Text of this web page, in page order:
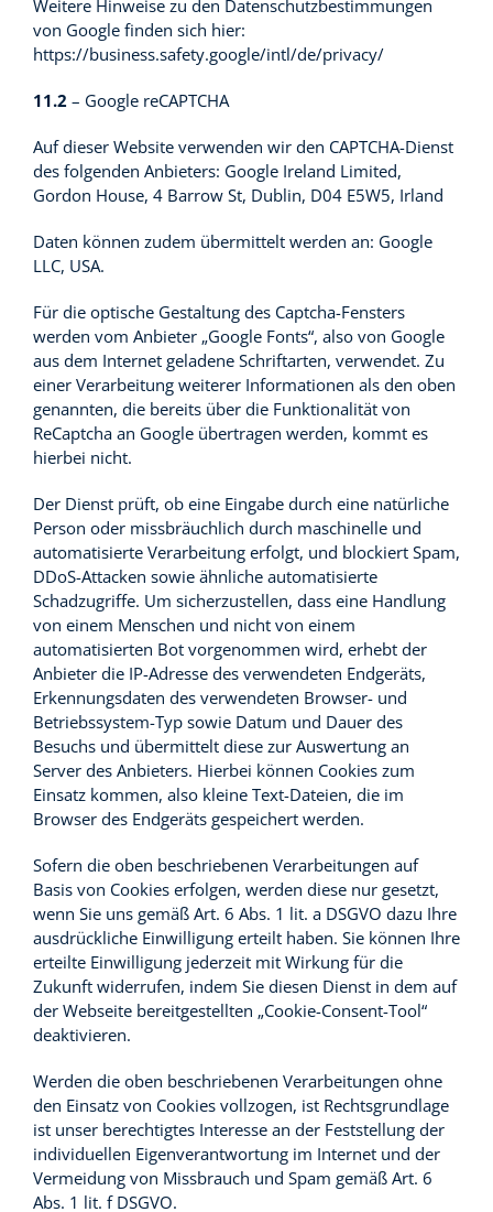
Weitere Hinweise zu den Datenschutzbestimmungen
von Google finden sich hier:
https://business.safety.google/intl/de/privacy/
11.2– Google reCAPTCHA
Auf dieser Website verwenden wir den CAPTCHA-Dienst
des folgenden Anbieters: Google Ireland Limited,
Gordon House, 4 Barrow St, Dublin, D04 E5W5, Irland
Daten können zudem übermittelt werden an: Google
LLC, USA.
Für die optische Gestaltung des Captcha-Fensters
werden vom Anbieter „Google Fonts“, also von Google
aus dem Internet geladene Schriftarten, verwendet. Zu
einer Verarbeitung weiterer Informationen als den oben
genannten, die bereits über die Funktionalität von
ReCaptcha an Google übertragen werden, kommt es
hierbei nicht.
Der Dienst prüft, ob eine Eingabe durch eine natürliche
Person oder missbräuchlich durch maschinelle und
automatisierte Verarbeitung erfolgt, und blockiert Spam,
DDoS-Attacken sowie ähnliche automatisierte
Schadzugriffe. Um sicherzustellen, dass eine Handlung
von einem Menschen und nicht von einem
automatisierten Bot vorgenommen wird, erhebt der
Anbieter die IP-Adresse des verwendeten Endgeräts,
Erkennungsdaten des verwendeten Browser- und
Betriebssystem-Typ sowie Datum und Dauer des
Besuchs und übermittelt diese zur Auswertung an
Server des Anbieters. Hierbei können Cookies zum
Einsatz kommen, also kleine Text-Dateien, die im
Browser des Endgeräts gespeichert werden.
Sofern die oben beschriebenen Verarbeitungen auf
Basis von Cookies erfolgen, werden diese nur gesetzt,
wenn Sie uns gemäß Art. 6 Abs. 1 lit. a DSGVO dazu Ihre
ausdrückliche Einwilligung erteilt haben. Sie können Ihre
erteilte Einwilligung jederzeit mit Wirkung für die
Zukunft widerrufen, indem Sie diesen Dienst in dem auf
der Webseite bereitgestellten „Cookie-Consent-Tool“
deaktivieren.
Werden die oben beschriebenen Verarbeitungen ohne
den Einsatz von Cookies vollzogen, ist Rechtsgrundlage
ist unser berechtigtes Interesse an der Feststellung der
individuellen Eigenverantwortung im Internet und der
Vermeidung von Missbrauch und Spam gemäß Art. 6
Abs. 1 lit. f DSGVO.